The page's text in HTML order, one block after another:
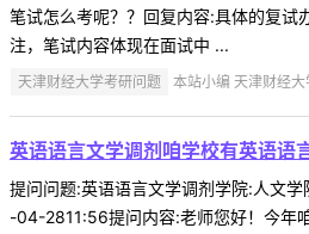
笔试怎么考呢？？回复内容:具体的复试
注，笔试内容体现在面试中 ...
天津财经大学考研问题 本站小编 天津财经
英语语言文学调剂咱学校有英语语
提问问题:英语语言文学调剂学院:人文
-04-2811:56提问内容:老师您好！今年